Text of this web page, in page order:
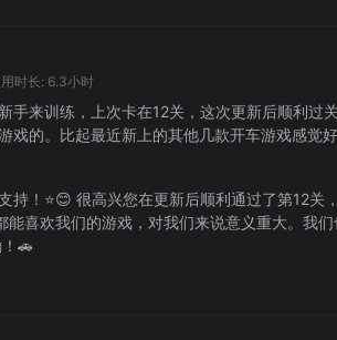
时长: 6.3小时
手来训练，上次卡在12关，这次更新后顺利过
戏的。比起最近新上的其他几款开车游戏感觉
持！⭐😊 很高兴您在更新后顺利通过了第12
能喜欢我们的游戏，对我们来说意义重大。我
🚗